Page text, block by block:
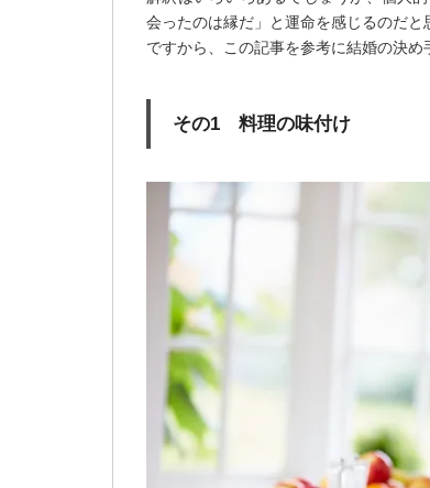
会ったのは縁だ」と運命を感じるのだと
ですから、この記事を参考に結婚の決
その1 料理の味付け